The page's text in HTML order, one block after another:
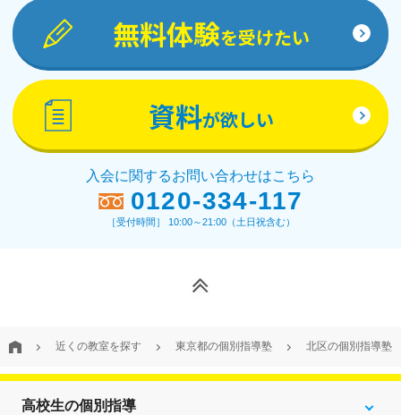
無料体験を受けたい
資料が欲しい
入会に関するお問い合わせはこちら
0120-334-117
［受付時間］ 10:00～21:00（土日祝含む）
近くの教室を探す 東京都の個別指導塾 北区の個別指導塾
高校生の個別指導